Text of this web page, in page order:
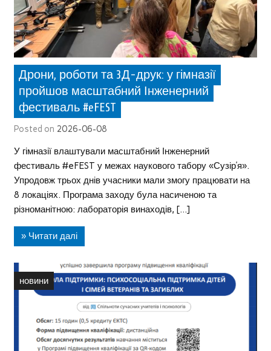
Дрони, роботи та 3Д-друк: у гімназії
пройшов масштабний Інженерний
фестиваль #eFEST
Posted on 2026-06-08
У гімназії влаштували масштабний Інженерний
фестиваль #eFEST у межах наукового табору «Сузір’я».
Упродовж трьох днів учасники мали змогу працювати на
8 локаціях. Програма заходу була насиченою та
різноманітною: лабораторія винаходів, […]
» Читати далі
новини